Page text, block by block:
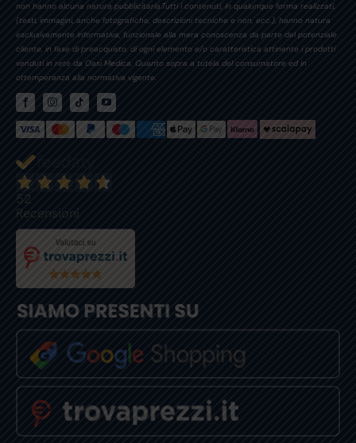
non hanno alcuna natura pubblicitaria.Tutti i contenuti, in qualunque forma realizzati,
(testi, immagini, anche fotografiche, descrizioni tecniche e non, ecc.), hanno natura
esclusivamente informativa, funzionale alla mera conoscenza da parte del potenziale
cliente, in fase di preacquisto, di ogni elemento e/o caratteristica attinente i prodotti
venduti in rete da Oasi Medica. Quanto sopra a tutela del consumatore ed in
ottemperanza alla normativa vigente.
52
Recensioni